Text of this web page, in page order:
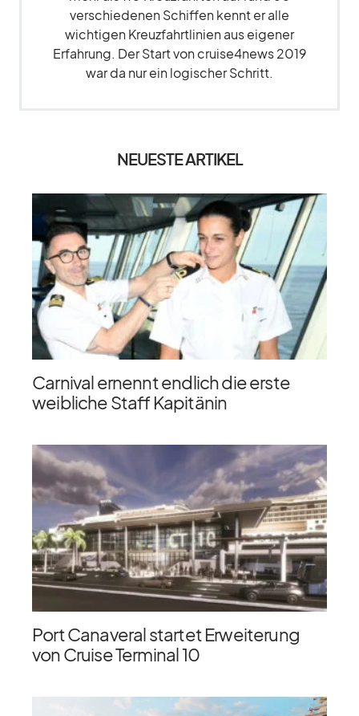
verschiedenen Schiffen kennt er alle
wichtigen Kreuzfahrtlinien aus eigener
Erfahrung. Der Start von cruise4news 2019
war da nur ein logischer Schritt.
NEUESTE ARTIKEL
Carnival ernennt endlich die erste
weibliche Staff Kapitänin
Port Canaveral startet Erweiterung
von Cruise Terminal 10